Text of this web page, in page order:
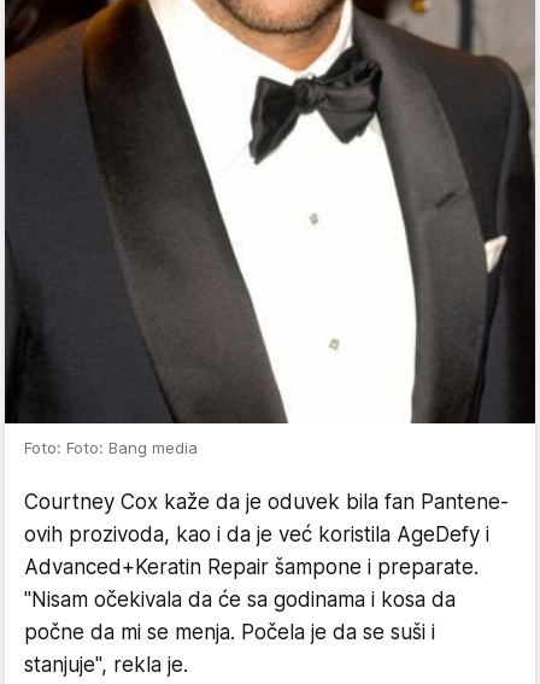
Foto: Foto: Bang media
Courtney Cox kaže da je oduvek bila fan Pantene-
ovih prozivoda, kao i da je već koristila AgeDefy i
Advanced+Keratin Repair šampone i preparate.
"Nisam očekivala da će sa godinama i kosa da
počne da mi se menja. Počela je da se suši i
stanjuje", rekla je.